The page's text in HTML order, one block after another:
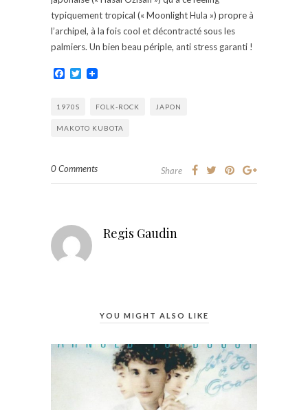
typiquement tropical (« Moonlight Hula ») propre à
l’archipel, à la fois cool et décontracté sous les
palmiers. Un bien beau périple, anti stress garanti !
Facebook
Twitter
1970S FOLK-ROCK JAPON
MAKOTO KUBOTA
0 Comments Share
Regis Gaudin
YOU MIGHT ALSO LIKE